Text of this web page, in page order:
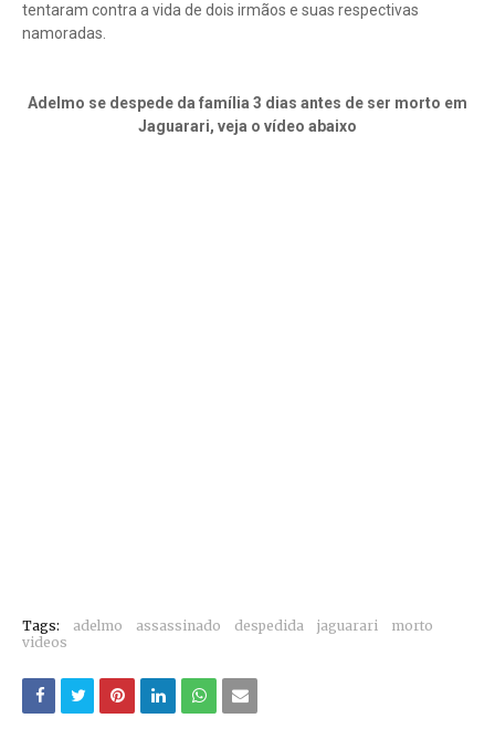
tentaram contra a vida de dois irmãos e suas respectivas
namoradas.
Adelmo se despede da família 3 dias antes de ser morto em
Jaguarari, veja o vídeo abaixo
Tags: adelmo assassinado despedida jaguarari
morto
videos